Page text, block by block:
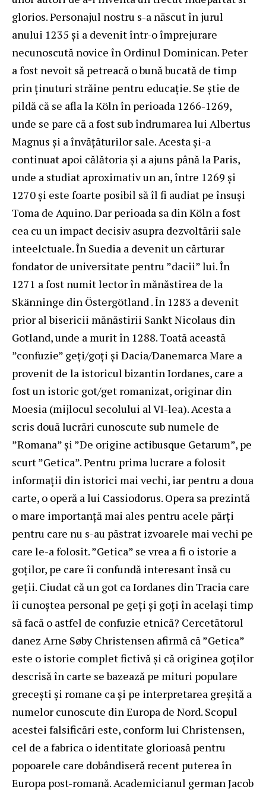
glorios. Personajul nostru s-a născut în jurul
anului 1235 şi a devenit într-o împrejurare
necunoscută novice în Ordinul Dominican. Peter
a fost nevoit să petreacă o bună bucată de timp
prin ținuturi străine pentru educație. Se știe de
pildă că se afla la Köln în perioada 1266-1269,
unde se pare că a fost sub îndrumarea lui Albertus
Magnus şi a învăţăturilor sale. Acesta şi-a
continuat apoi călătoria şi a ajuns până la Paris,
unde a studiat aproximativ un an, între 1269 şi
1270 şi este foarte posibil să îl fi audiat pe însuşi
Toma de Aquino. Dar perioada sa din Köln a fost
cea cu un impact decisiv asupra dezvoltării sale
inteelctuale. În Suedia a devenit un cărturar
fondator de universitate pentru ”dacii” lui. În
1271 a fost numit lector în mănăstirea de la
Skänninge din Östergötland . În 1283 a devenit
prior al bisericii mănăstirii Sankt Nicolaus din
Gotland, unde a murit în 1288. Toată această
”confuzie” geți/goți și Dacia/Danemarca Mare a
provenit de la istoricul bizantin Iordanes, care a
fost un istoric got/get romanizat, originar din
Moesia (mijlocul secolului al VI-lea). Acesta a
scris două lucrări cunoscute sub numele de
”Romana” și ”De origine actibusque Getarum”, pe
scurt ”Getica”. Pentru prima lucrare a folosit
informații din istorici mai vechi, iar pentru a doua
carte, o operă a lui Cassiodorus. Opera sa prezintă
o mare importanță mai ales pentru acele părți
pentru care nu s-au păstrat izvoarele mai vechi pe
care le-a folosit. ”Getica” se vrea a fi o istorie a
goților, pe care îi confundă interesant însă cu
geții. Ciudat că un got ca Iordanes din Tracia care
îi cunoștea personal pe geți și goți în același timp
să facă o astfel de confuzie etnică? Cercetătorul
danez Arne Søby Christensen afirmă că ”Getica”
este o istorie complet fictivă și că originea goților
descrisă în carte se bazează pe mituri populare
grecești și romane ca și pe interpretarea greșită a
numelor cunoscute din Europa de Nord. Scopul
acestei falsificări este, conform lui Christensen,
cel de a fabrica o identitate glorioasă pentru
popoarele care dobândiseră recent puterea în
Europa post-romană. Academicianul german Jacob